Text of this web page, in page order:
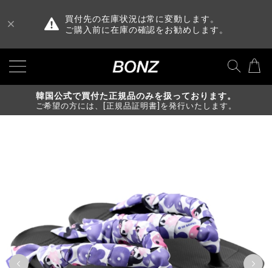
買付先の在庫状況は常に変動します。
ご購入前に在庫の確認をお勧めします。
韓国公式で買付た正規品のみを扱っております。
ご希望の方には、[正規品証明書]を発行いたします。